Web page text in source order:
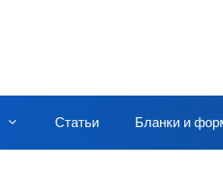
Статьи Бланки и